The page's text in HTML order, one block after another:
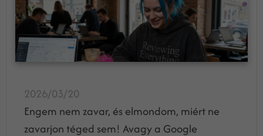
2026/03/20
Engem nem zavar, és elmondom, miért ne
zavarjon téged sem! Avagy a Google